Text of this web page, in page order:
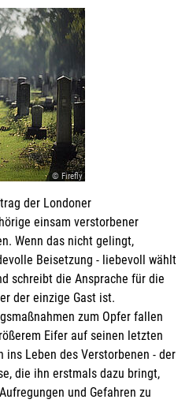
© Firefly
der Londoner
einsam verstorbener
Wenn das nicht gelingt,
Beisetzung - liebevoll wählt
schreibt die Ansprache für die
der einzige Gast ist.
zum Opfer fallen
Eifer auf seinen letzten
Leben des Verstorbenen - der
die ihn erstmals dazu bringt,
und Gefahren zu